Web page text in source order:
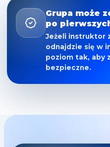
Grupa może
po
Jeżeli instruktor
odnajdzie się w
poziom tak, aby
bezpieczne.